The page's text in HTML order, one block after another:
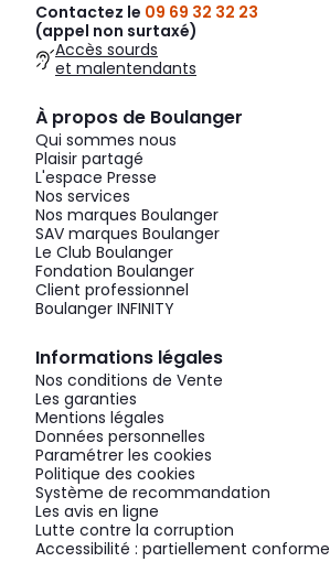
Contactez le 09 69 32 32 23
(appel non surtaxé)
Accès sourds
et malentendants
À propos de Boulanger
Qui sommes nous
Plaisir partagé
L'espace Presse
Nos services
Nos marques Boulanger
SAV marques Boulanger
Le Club Boulanger
Fondation Boulanger
Client professionnel
Boulanger INFINITY
Informations légales
Nos conditions de Vente
Les garanties
Mentions légales
Données personnelles
Paramétrer les cookies
Politique des cookies
Système de recommandation
Les avis en ligne
Lutte contre la corruption
Accessibilité : partiellement conforme